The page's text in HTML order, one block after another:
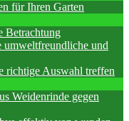
für Ihren Garten
Betrachtung
umweltfreundliche und
richtige Auswahl treffen
Weidenrinde gegen